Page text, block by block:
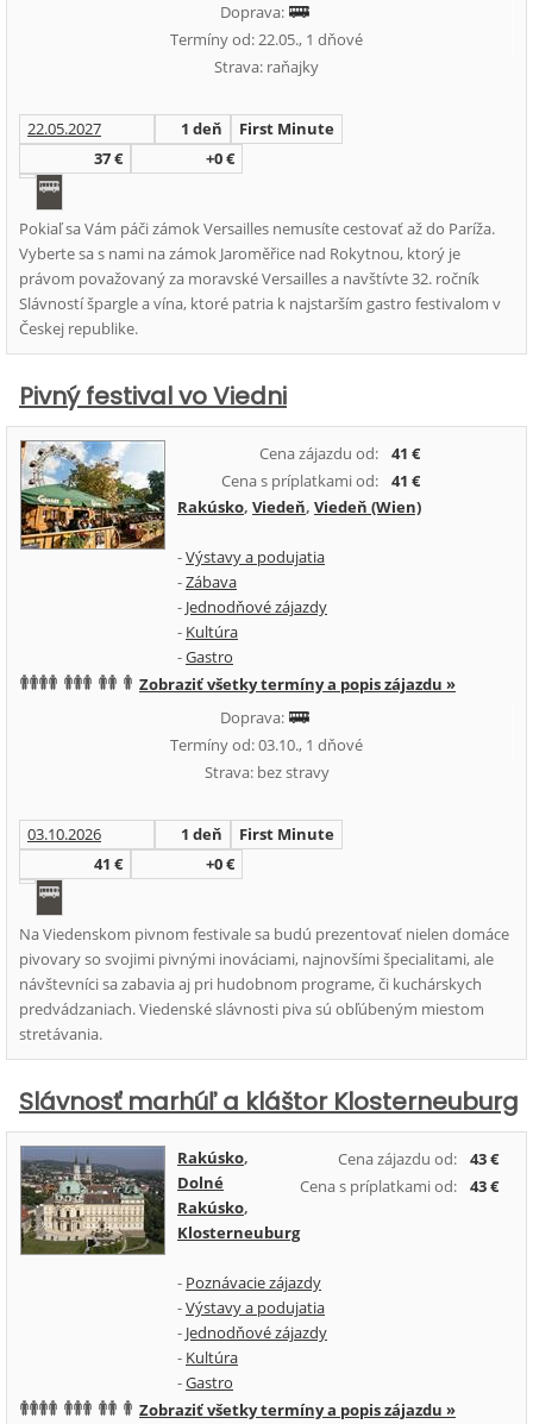
Doprava:
Termíny od: 22.05., 1 dňové
Strava: raňajky
22.05.2027 1 deň
First Minute
37 €
+0 €
Pokiaľ sa Vám páči zámok Versailles nemusíte cestovať až do Paríža.
Vyberte sa s nami na zámok Jaroměřice nad Rokytnou, ktorý je
právom považovaný za moravské Versailles a navštívte 32. ročník
Slávností špargle a vína, ktoré patria k najstarším gastro festivalom v
Českej republike.
Pivný festival vo Viedni
Cena zájazdu od:
41 €
Cena s príplatkami od:
41 €
Rakúsko, Viedeň, Viedeň (Wien)
-Výstavy a podujatia
-Zábava
- Jednodňové zájazdy
- Kultúra
-Gastro
Zobraziť všetky termíny a popis zájazdu »
Doprava:
Termíny od: 03.10., 1 dňové
Strava: bez stravy
03.10.2026 1 deň
First Minute
41 €
+0 €
Na Viedenskom pivnom festivale sa budú prezentovať nielen domáce
pivovary so svojimi pivnými inováciami, najnovšími špecialitami, ale
návštevníci sa zabavia aj pri hudobnom programe, či kuchárskych
predvádzaniach. Viedenské slávnosti piva sú obľúbeným miestom
stretávania.
Slávnosť marhúľ a kláštor Klosterneuburg
Cena zájazdu od:
43 €
Cena s príplatkami od:
43 €
Rakúsko,
Dolné
Rakúsko,
Klosterneuburg
- Poznávacie zájazdy
-Výstavy a podujatia
- Jednodňové zájazdy
- Kultúra
-Gastro
Zobraziť všetky termíny a popis zájazdu »